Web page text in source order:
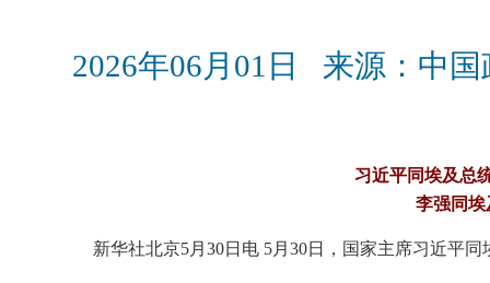
2026年06月01日 来源：中国
习近平同埃及总
李强同埃
新华社北京5月30日电 5月30日，国家主席习近平